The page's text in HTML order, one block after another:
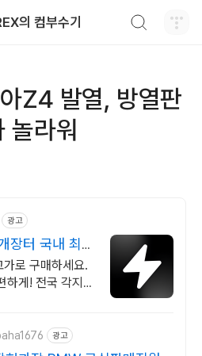
의 컴부수기
Z4 발열, 방열판
놀라워
광고
장터 국내 최대
로 구매하세요.
하게! 전국 각지에
광고